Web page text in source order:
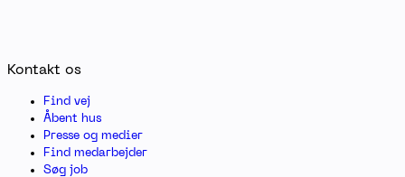
Kontakt os
Find vej
Åbent hus
Presse og medier
Find medarbejder
Søg job